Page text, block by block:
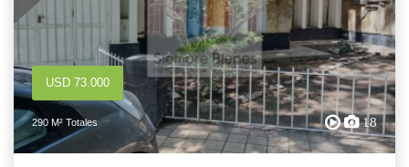
USD 73.000
290 M² Totales 18